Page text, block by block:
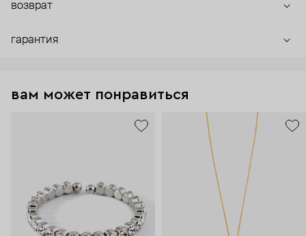
возврат
гарантия
вам может понравиться